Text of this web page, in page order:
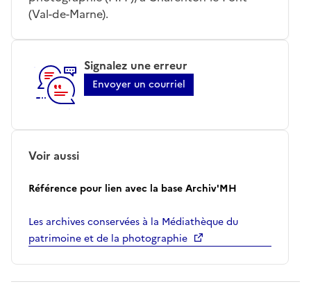
(Val-de-Marne).
Signalez une erreur
Envoyer un courriel
Voir aussi
Référence pour lien avec la base Archiv'MH
Les archives conservées à la Médiathèque du
patrimoine et de la photographie